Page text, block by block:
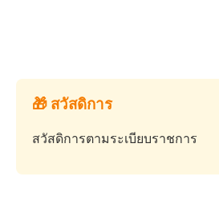
🎁 สวัสดิการ
สวัสดิการตามระเบียบราชการ